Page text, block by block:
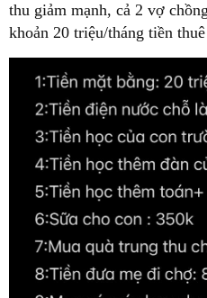
thu giảm mạnh, cả 2 vợ
khoản 20 triệu/tháng tiền